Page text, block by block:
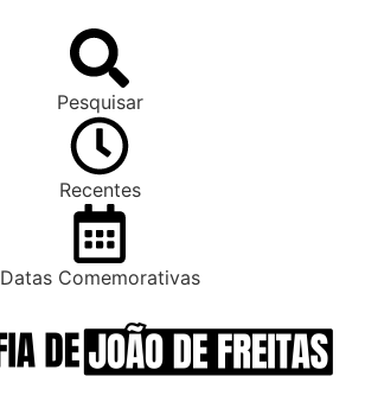
Pesquisar
Recentes
Datas Comemorativas